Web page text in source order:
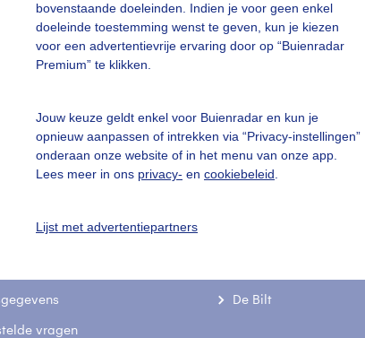
bovenstaande doeleinden. Indien je voor geen enkel
doeleinde toestemming wenst te geven, kun je kiezen
voor een advertentievrije ervaring door op “Buienradar
Premium” te klikken.
Jouw keuze geldt enkel voor Buienradar en kun je
opnieuw aanpassen of intrekken via “Privacy-instellingen”
onderaan onze website of in het menu van onze app.
Lees meer in ons privacy- en cookiebeleid
Lijst met advertentiepartners
slideshow
vragen
De Bilt